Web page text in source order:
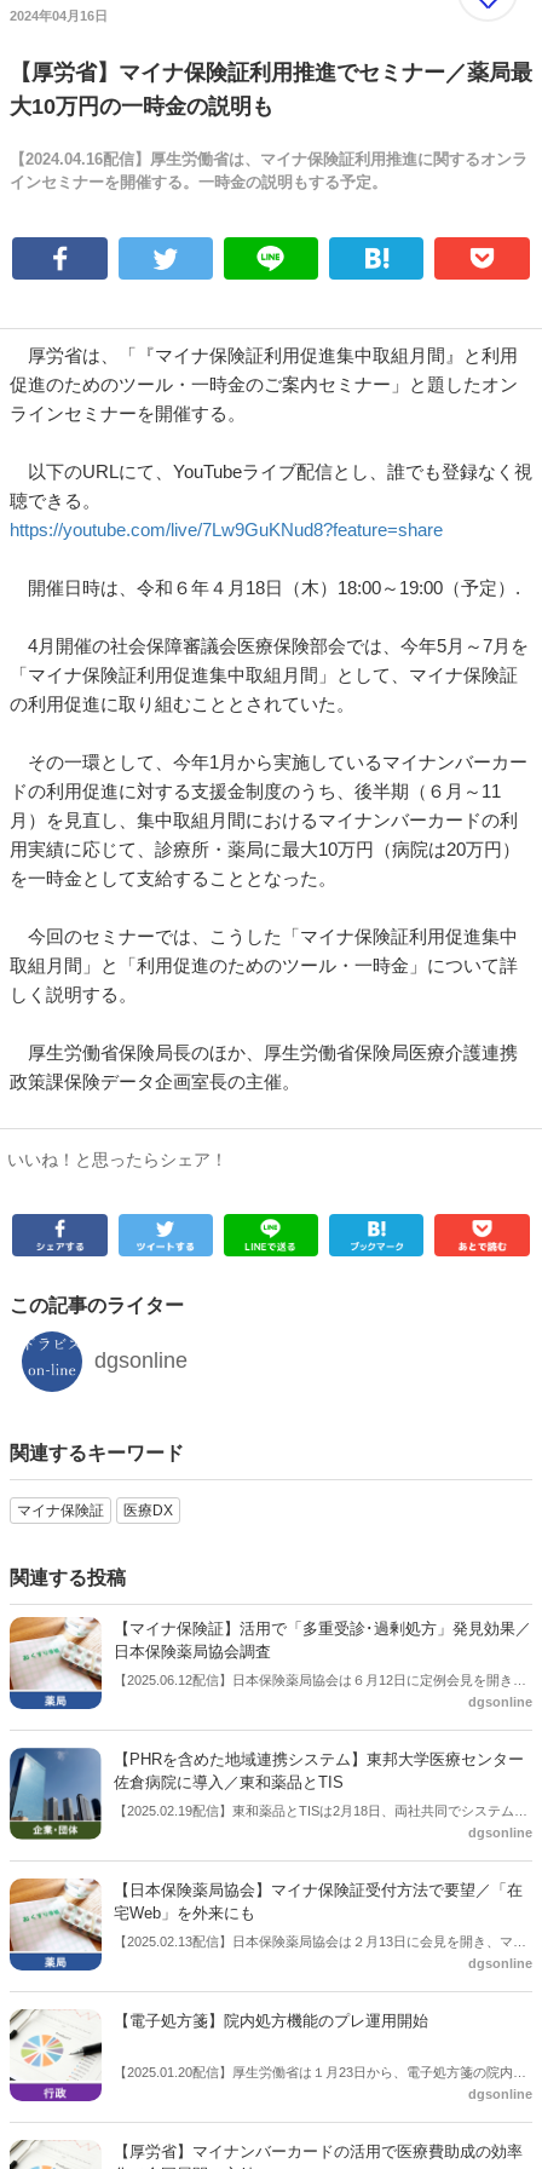
2024年04月16日
【厚労省】マイナ保険証利用推進でセミナー／薬局最
大10万円の一時金の説明も
【2024.04.16配信】厚生労働省は、マイナ保険証利用推進に関するオンラ
インセミナーを開催する。一時金の説明もする予定。
厚労省は、「『マイナ保険証利用促進集中取組月間』と利用
促進のためのツール・一時金のご案内セミナー」と題したオン
ラインセミナーを開催する。
以下のURLにて、YouTubeライブ配信とし、誰でも登録なく視
聴できる。
https://youtube.com/live/7Lw9GuKNud8?feature=share
開催日時は、令和６年４月18日（木）18:00～19:00（予定）.
4月開催の社会保障審議会医療保険部会では、今年5月～7月を
「マイナ保険証利用促進集中取組月間」として、マイナ保険証
の利用促進に取り組むこととされていた。
その一環として、今年1月から実施しているマイナンバーカー
ドの利用促進に対する支援金制度のうち、後半期（６月～11
月）を見直し、集中取組月間におけるマイナンバーカードの利
用実績に応じて、診療所・薬局に最大10万円（病院は20万円）
を一時金として支給することとなった。
今回のセミナーでは、こうした「マイナ保険証利用促進集中
取組月間」と「利用促進のためのツール・一時金」について詳
しく説明する。
厚生労働省保険局長のほか、厚生労働省保険局医療介護連携
政策課保険データ企画室長の主催。
いいね！と思ったらシェア！
この記事のライター
dgsonline
関連するキーワード
マイナ保険証 医療DX
関連する投稿
【マイナ保険証】活用で「多重受診･過剰処方」発見効果／
日本保険薬局協会調査
【2025.06.12配信】日本保険薬局協会は６月12日に定例会見を開き、
「保険薬局における医療DX活用と業務貢献等の実態調査」の結果を説
dgsonline
【PHRを含めた地域連携システム】東邦大学医療センター
佐倉病院に導入／東和薬品とTIS
【2025.02.19配信】東和薬品とTISは2月18日、両社共同でシステム
「ヘルスケアパスポート」を邦大学医療センター佐倉病院に導入した
域医療連携システムであり、同社は「外来がん化学療法の副作用症状
の報告負担を軽減することで薬局・病院の薬剤師によるタイムリーな
連携と患者さんに寄り添ったケアの実現」に資するものとしている。
dgsonline
【日本保険薬局協会】マイナ保険証受付方法で要望／「在
宅Web」を外来にも
【2025.02.13配信】日本保険薬局協会は２月13日に会見を開き、マイ
ナ保険証の受付方法についての要望をまとめ、公表した。現在、在宅
することなどを求めている。
dgsonline
【電子処方箋】院内処方機能のプレ運用開始
【2025.01.20配信】厚生労働省は１月23日から、電子処方箋の院内処
dgsonline
【厚労省】マイナンバーカードの活用で医療費助成の効率